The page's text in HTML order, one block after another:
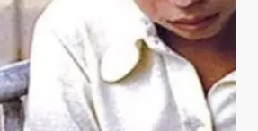
de mariage + Le Choeur